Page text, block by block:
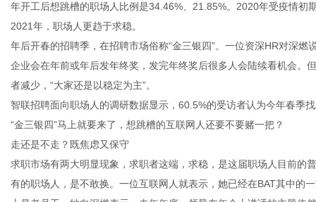
年开工后想跳槽的职场人比例是34.46%、21.85%。2020年受疫情初
2021年，职场人更趋于求稳。
年后开春的招聘季，在招聘市场俗称“金三银四”。一位资深HR对深
企业会在年前或年后发年终奖，发完年终奖后很多人会陆续看机会。
者减少，“大家还是以稳定为主”。
智联招聘面向职场人的调研数据显示，60.5%的受访者认为今年春季
“金三银四”马上就要来了，想跳槽的互联网人还要不要赌一把？
走还是不走？既焦虑又保守
求职市场有两大明显现象，求职者这端，求稳，是这届职场人目前的
有的职场人，是不敢换。一位互联网人就表示，她已经在BAT其中的